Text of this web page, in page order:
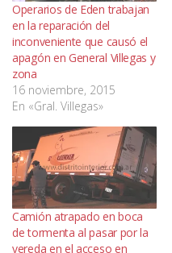
Operarios de Eden trabajan
en la reparación del
inconveniente que causó el
apagón en General Villegas y
zona
16 noviembre, 2015
En «Gral. Villegas»
Camión atrapado en boca
de tormenta al pasar por la
vereda en el acceso en